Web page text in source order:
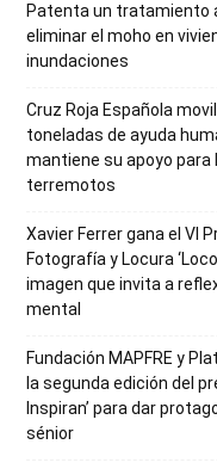
Patenta un tratamiento
eliminar el moho en
inundaciones
Cruz Roja Española
toneladas de ayuda
mantiene su apoyo
terremotos
Xavier Ferrer gana el VI
Fotografía y Locura
imagen que invita a
mental
Fundación MAPFRE y
la segunda edición del
Inspiran’ para dar
sénior